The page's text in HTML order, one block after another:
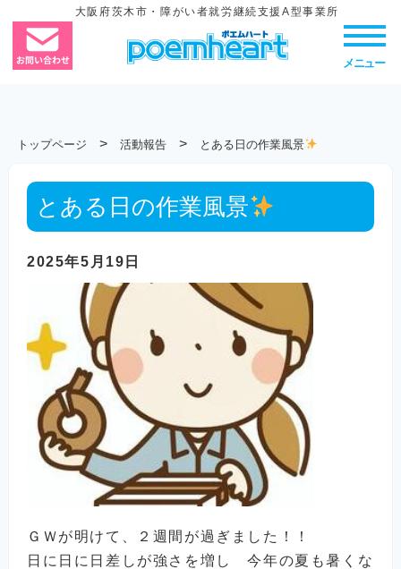
大阪府茨木市・障がい者就労継続支援A型事業所
メニュー
トップページ > 活動報告 > とある日の作業風景
とある日の作業風景
2025年5月19日
ＧＷが明けて、２週間が過ぎました！！
日に日に日差しが強さを増し 今年の夏も暑くな